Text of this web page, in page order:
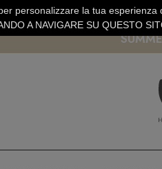
SOPRA 99 EURO
personalizzare la tua
A NAVIGARE SU QUESTO